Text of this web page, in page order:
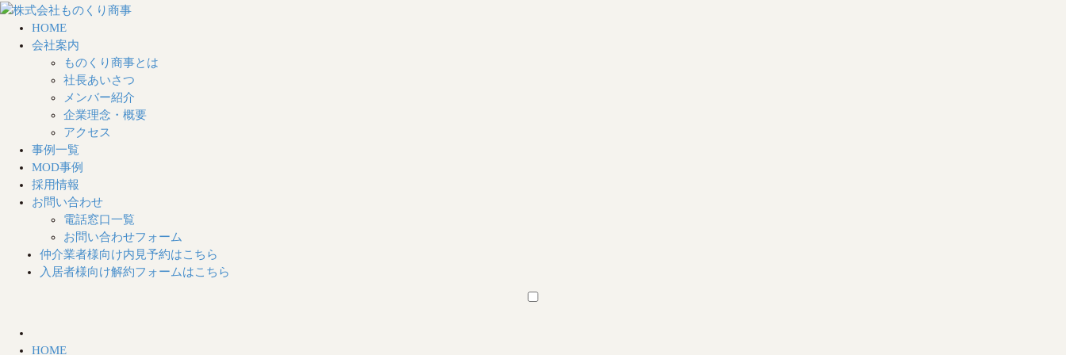
HOME
会社案内
ものくり商事とは
社長あいさつ
メンバー紹介
企業理念・概要
アクセス
事例一覧
MOD事例
採用情報
お問い合わせ
電話窓口一覧
お問い合わせフォーム
仲介業者様向け内見予約はこちら
入居者様向け解約フォームはこちら
HOME